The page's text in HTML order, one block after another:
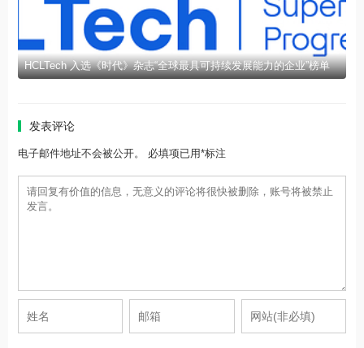
HCLTech 入选《时代》杂志“全球最具可持续发展能力的企业”榜单
发表评论
电子邮件地址不会被公开。 必填项已用*标注